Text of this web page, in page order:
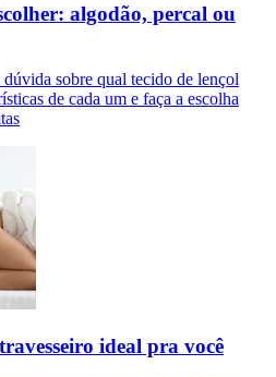
algodão, percal ou
sobre qual tecido de lençol
de cada um e faça a escolha
ideal pra você